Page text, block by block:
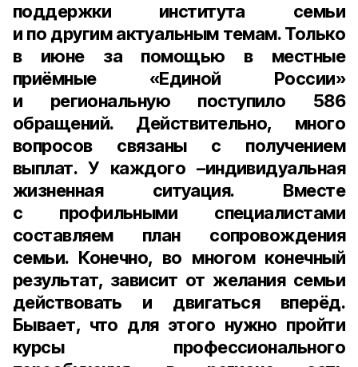
поддержки института семьи
и по другим актуальным темам. Только
в июне за помощью в местные
приёмные «Единой России»
и региональную поступило 586
обращений. Действительно, много
вопросов связаны с получением
выплат. У каждого –индивидуальная
жизненная ситуация. Вместе
с профильными специалистами
составляем план сопровождения
семьи. Конечно, во многом конечный
результат, зависит от желания семьи
действовать и двигаться вперёд.
Бывает, что для этого нужно пройти
курсы профессионального